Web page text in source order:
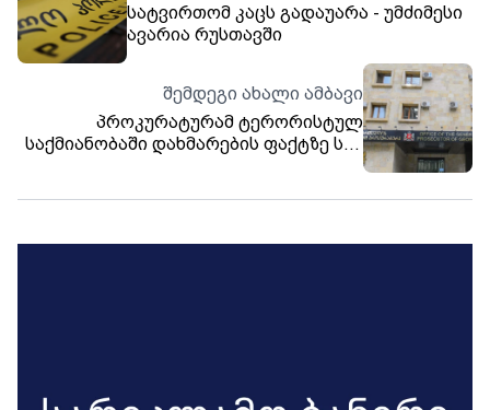
სატვირთომ კაცს გადაუარა - უმძიმესი
ავარია რუსთავში
შემდეგი ახალი ამბავი
პროკურატურამ ტერორისტულ
საქმიანობაში დახმარების ფაქტზე სამ